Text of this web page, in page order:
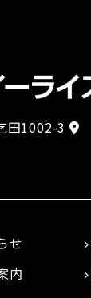
田1002-3
せ
内